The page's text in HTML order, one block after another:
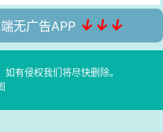
无广告APP ↓↓↓
有侵权我们将尽快删除。